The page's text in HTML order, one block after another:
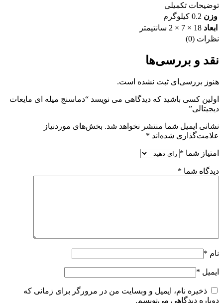
توضیحات تکمیلی
وزن 0.2 کیلوگرم
ابعاد 18 × 7 × 2 سانتیمتر
نظرات (0)
نقد و بررسی‌ها
هنوز بررسی‌ای ثبت نشده است.
اولین کسی باشید که دیدگاهی می نویسد “دماسنج میله ای مایعات
دیجیتالی”
نشانی ایمیل شما منتشر نخواهد شد. بخش‌های موردنیاز
علامت‌گذاری شده‌اند *
امتیاز شما *
دیدگاه شما *
نام *
ایمیل *
ذخیره نام، ایمیل و وبسایت من در مرورگر برای زمانی که
دوباره دیدگاهی می‌نویسم.